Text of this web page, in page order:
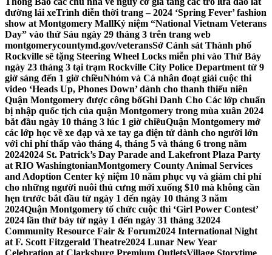
đường lái xeTrình diễn thời trang – 2024 ‘Spring Fever’ fashion
show at Montgomery MallKỷ niệm “National Vietnam Veterans
Day” vào thứ Sáu ngày 29 tháng 3 trên trang web
montgomerycountymd.gov/veteransSở Cảnh sát Thành phố
Rockville sẽ tặng Steering Wheel Locks miễn phí vào Thứ Bảy
ngày 23 tháng 3 tại trạm Rockville City Police Department từ 9
giờ sáng đến 1 giờ chiềuNhóm và Cá nhân đoạt giải cuộc thi
video ‘Heads Up, Phones Down’ dành cho thanh thiếu niên
Quận Montgomery được công bốGhi Danh Cho Các lớp chuẩn
bị nhập quốc tịch của quận Montgomery trong mùa xuân 2024
bắt đầu ngày 10 tháng 3 lúc 1 giờ chiềuQuận Montgomery mở
các lớp học về xe đạp và xe tay ga điện tử dành cho người lớn
với chi phí thấp vào tháng 4, tháng 5 và tháng 6 trong năm
20242024 St. Patrick’s Day Parade and Lakefront Plaza Party
at RIO WashingtonianMontgomery County Animal Services
and Adoption Center kỷ niệm 10 năm phục vụ và giảm chi phí
cho những người nuôi thú cưng mới xuống $10 mà không cần
hẹn trước bắt đầu từ ngày 1 đến ngày 10 tháng 3 năm
2024Quận Montgomery tổ chức cuộc thi ‘Girl Power Contest’
2024 lần thứ bảy từ ngày 1 đến ngày 31 tháng 32024
Community Resource Fair & Forum2024 International Night
at F. Scott Fitzgerald Theatre2024 Lunar New Year
Celebration at Clarksburg Premium OutletsVillage Storytime